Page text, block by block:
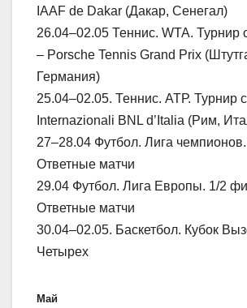
IAAF de Dakar (Дакар, Сенегал)
26.04–02.05 Теннис. WTA. Турнир
– Porsche Tennis Grand Prix
Германия)
25.04–02.05. Теннис. АТР. Турнир
Internazionali BNL d’Italia (Рим,
27–28.04 Футбол. Лига
Ответные матчи
29.04 Футбол. Лига Европы. 1/2
Ответные матчи
30.04–02.05. Баскетбол. Кубок
Четырех
Май